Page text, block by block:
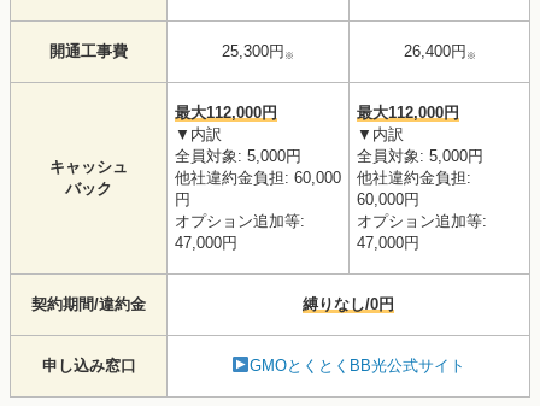
開通工事費 25,300円 ※ 26,400円 ※
キャッシュ
バック
最大112,000円
▼内訳
全員対象: 5,000円
他社違約金負担: 60,000
円
オプション追加等:
47,000円
最大112,000円
▼内訳
全員対象: 5,000円
他社違約金負担:
60,000円
オプション追加等:
47,000円
契約期間/違約金 縛りなし/0円
申し込み窓口 GMOとくとくBB光公式サイト